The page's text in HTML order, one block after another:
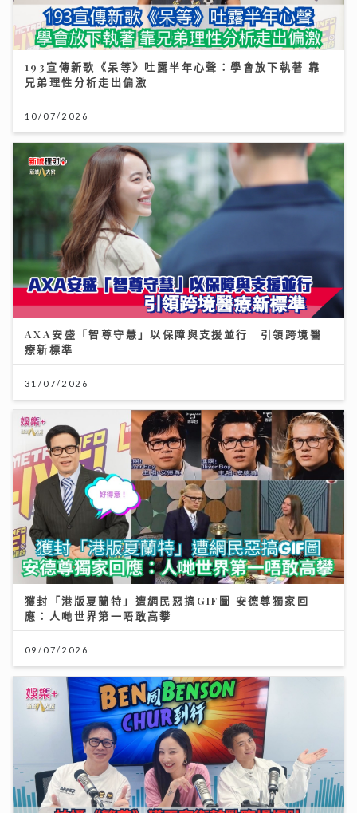
193宣傳新歌《呆等》吐露半年心聲：學會放下執著 靠
兄弟理性分析走出偏激
10/07/2026
AXA安盛「智尊守慧」以保障與支援並行 引領跨境醫
療新標準
31/07/2026
獲封「港版夏蘭特」遭網民惡搞GIF圖 安德尊獨家回
應：人哋世界第一唔敢高攀
09/07/2026